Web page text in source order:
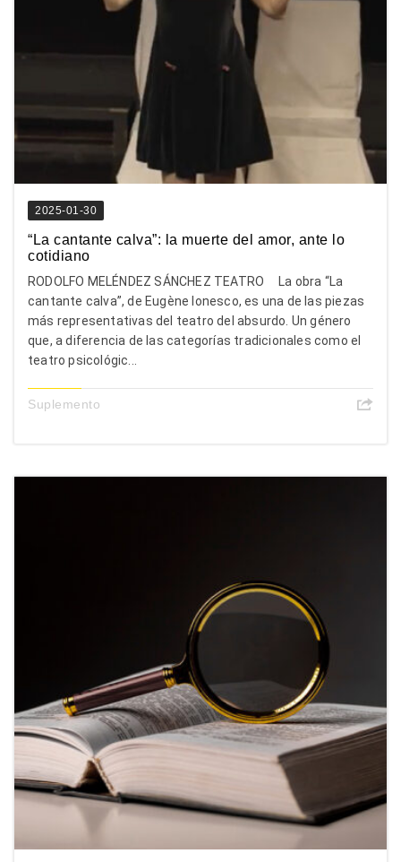
2025-01-30
“La cantante calva”: la muerte del amor, ante lo
cotidiano
RODOLFO MELÉNDEZ SÁNCHEZ TEATRO La obra “La
cantante calva”, de Eugène Ionesco, es una de las piezas
más representativas del teatro del absurdo. Un género
que, a diferencia de las categorías tradicionales como el
teatro psicológic...
Suplemento